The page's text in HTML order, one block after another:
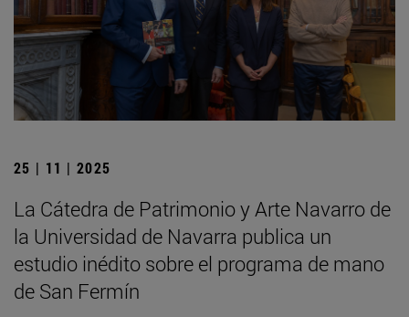
25 | 11 | 2025
La Cátedra de Patrimonio y Arte Navarro de
la Universidad de Navarra publica un
estudio inédito sobre el programa de mano
de San Fermín